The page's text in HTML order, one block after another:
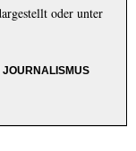
oder unter
JOURNALISMUS